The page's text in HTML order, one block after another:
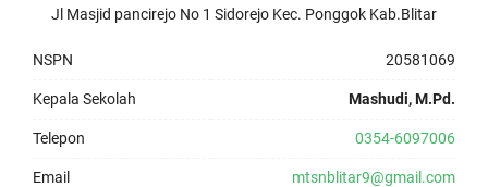
Jl Masjid pancirejo No 1 Sidorejo Kec. Ponggok Kab.Blitar
NSPN 20581069
Kepala Sekolah Mashudi, M.Pd.
Telepon 0354-6097006
Email mtsnblitar9@gmail.com